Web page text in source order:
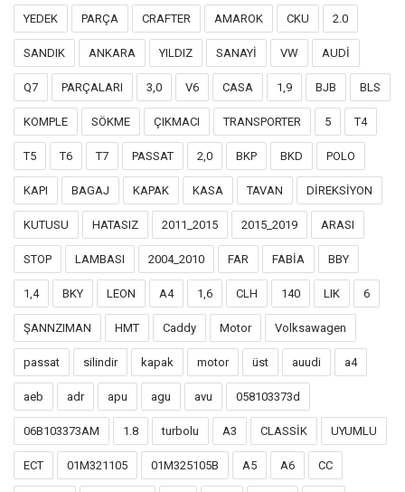
YEDEK PARÇA CRAFTER AMAROK CKU 2.0
SANDIK ANKARA YILDIZ SANAYİ VW AUDİ
Q7 PARÇALARI 3,0 V6 CASA 1,9 BJB BLS
KOMPLE SÖKME ÇIKMACI TRANSPORTER 5 T4
T5 T6 T7 PASSAT 2,0 BKP BKD POLO
KAPI BAGAJ KAPAK KASA TAVAN DİREKSİYON
KUTUSU HATASIZ 2011_2015 2015_2019 ARASI
STOP LAMBASI 2004_2010 FAR FABİA BBY
1,4 BKY LEON A4 1,6 CLH 140 LIK 6
ŞANNZIMAN HMT Caddy Motor Volksawagen
passat silindir kapak motor üst auudi a4
aeb adr apu agu avu 058103373d
06B103373AM 1.8 turbolu A3 CLASSİK UYUMLU
ECT 01M321105 01M325105B A5 A6 CC